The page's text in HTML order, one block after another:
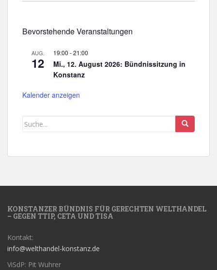
Bevorstehende Veranstaltungen
AUG.
12
19:00 -21:00
Mi., 12. August 2026: Bündnissitzung in
Konstanz
Kalender anzeigen
KONSTANZER BÜNDNIS FÜR GERECHTEN WELTHANDEL
– GEGEN TTIP, CETA UND TISA
Kontakt:
info@welthandel-konstanz.de
ViSdP: Pit Wuhrer